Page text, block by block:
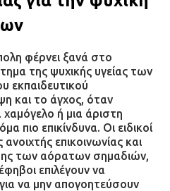
φέρνει ξανά στο
της ψυχικής υγείας των
εκπαιδευτικού
και το άγχος, όταν
ή μια άριστη
πιο επικίνδυνα. Οι ειδικοί
επικοινωνίας και
των αόρατων σημαδιών,
επιλέγουν να
να μην απογοητεύσουν